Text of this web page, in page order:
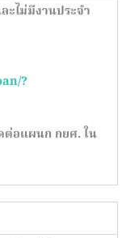
ะไม่มีงานประจำ
?
ต่อแผนก กยศ. ใน